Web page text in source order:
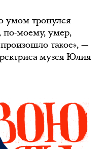
умом тронулся
по-моему, умер,
такое», —
музея Юлия